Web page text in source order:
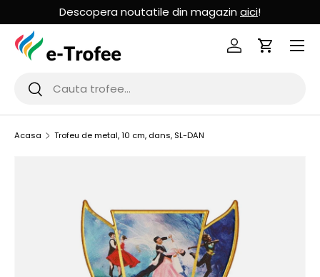
MERGI LA CONTINUT
Descopera noutatile din magazin aici!
Cauta
Cauta
Logheaza-te
Cos de
Acasa Trofeu de metal, 10 cm, dans, SL-DAN